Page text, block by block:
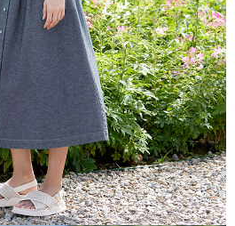
テクションズcs_tw@netprotections.co.jp
た個人情報を、必要な購入注文書とあわせ
たはAFTEEにあなたの個人情報の収集、処
同意いただけない場合は、当サービスを選